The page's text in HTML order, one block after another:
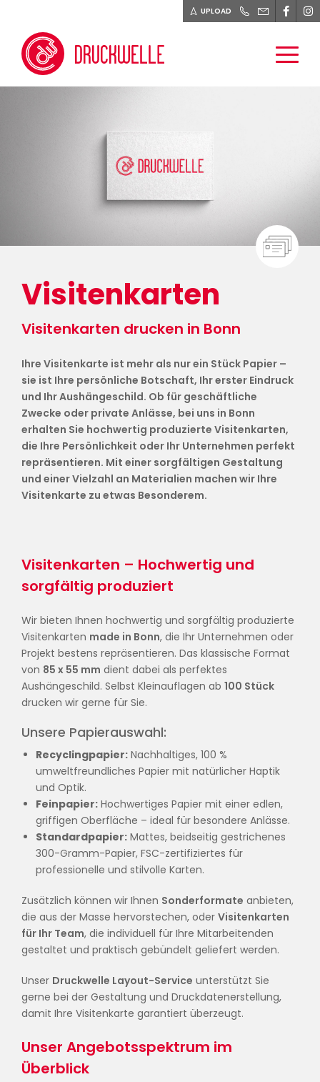
UPLOAD
DIENSTLEISTUNGEN
Visitenkarten
Visitenkarten drucken in Bonn
Ihre Visitenkarte ist mehr als nur ein Stück Papier –
sie ist Ihre persönliche Botschaft, Ihr erster Eindruck
und Ihr Aushängeschild. Ob für geschäftliche
Zwecke oder private Anlässe, bei uns in Bonn
erhalten Sie hochwertig produzierte Visitenkarten,
die Ihre Persönlichkeit oder Ihr Unternehmen perfekt
repräsentieren. Mit einer sorgfältigen Gestaltung
und einer Vielzahl an Materialien machen wir Ihre
Visitenkarte zu etwas Besonderem.
Visitenkarten – Hochwertig und
sorgfältig produziert
Wir bieten Ihnen hochwertig und sorgfältig produzierte
Visitenkarten made in Bonn, die Ihr Unternehmen oder
Projekt bestens repräsentieren. Das klassische Format
von 85 x 55 mm dient dabei als perfektes
Aushängeschild. Selbst Kleinauflagen ab 100 Stück
drucken wir gerne für Sie.
Unsere Papierauswahl:
Recyclingpapier: Nachhaltiges, 100 %
umweltfreundliches Papier mit natürlicher Haptik
und Optik.
Feinpapier: Hochwertiges Papier mit einer edlen,
griffigen Oberfläche – ideal für besondere Anlässe.
Standardpapier: Mattes, beidseitig gestrichenes
300-Gramm-Papier, FSC-zertifiziertes für
professionelle und stilvolle Karten.
Zusätzlich können wir Ihnen Sonderformate anbieten,
die aus der Masse hervorstechen, oder Visitenkarten
für Ihr Team, die individuell für Ihre Mitarbeitenden
gestaltet und praktisch gebündelt geliefert werden.
Unser Druckwelle Layout-Service unterstützt Sie
gerne bei der Gestaltung und Druckdatenerstellung,
damit Ihre Visitenkarte garantiert überzeugt.
Unser Angebotsspektrum im
Überblick